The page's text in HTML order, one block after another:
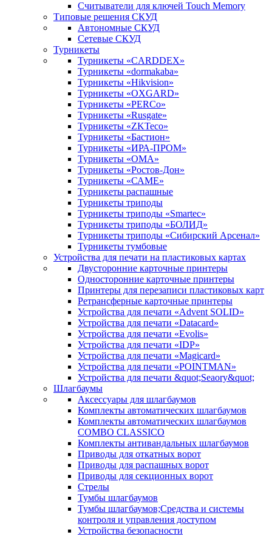
Считыватели для ключей Touch Memory
Типовые решения СКУД
Автономные СКУД
Сетевые СКУД
Турникеты
Турникеты «CARDDEX»
Турникеты «dormakaba»
Турникеты «Hikvision»
Турникеты «OXGARD»
Турникеты «PERCo»
Турникеты «Rusgate»
Турникеты «ZKTeco»
Турникеты «Бастион»
Турникеты «ИРА-ПРОМ»
Турникеты «ОМА»
Турникеты «Ростов-Дон»
Турникеты «САМЕ»
Турникеты распашные
Турникеты триподы
Турникеты триподы «Smartec»
Турникеты триподы «БОЛИД»
Турникеты триподы «Сибирский Арсенал»
Турникеты тумбовые
Устройства для печати на пластиковых картах
Двусторонние карточные принтеры
Односторонние карточные принтеры
Принтеры для перезаписи пластиковых карт
Ретрансферные карточные принтеры
Устройства для печати «Advent SOLID»
Устройства для печати «Datacard»
Устройства для печати «Evolis»
Устройства для печати «IDP»
Устройства для печати «Magicard»
Устройства для печати «POINTMAN»
Устройства для печати &quot;Seaory&quot;
Шлагбаумы
Аксессуары для шлагбаумов
Комплекты автоматических шлагбаумов
Комплекты автоматических шлагбаумов
COMBO CLASSICO
Комплекты антивандальных шлагбаумов
Приводы для откатных ворот
Приводы для распашных ворот
Приводы для секционных ворот
Стрелы
Тумбы шлагбаумов
Тумбы шлагбаумов;Средства и системы
контроля и управления доступом
Устройства безопасности